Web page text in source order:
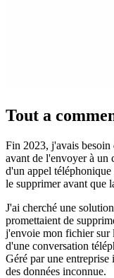
Tout a
Fin 2023, j'avais besoin
avant de l'envoyer à un
d'un appel
le supprimer avant que
J'ai cherché une
promettaient de
j'envoie mon fichier sur
d'une conversation
Géré par une
des données inconnue.